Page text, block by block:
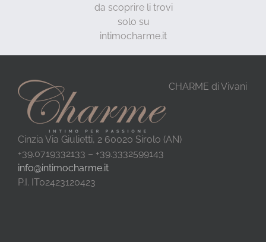
da scoprire li trovi
solo su
intimocharme.it
CHARME di Vivani
Cinzia Via Giulietti, 2 60020 Sirolo (AN)
+39.0719332133 – +39.3332599143
info@intimocharme.it
P.I. IT02423120423